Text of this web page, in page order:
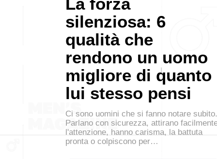
silenziosa: 6
qualità che
rendono un uomo
migliore di quanto
lui stesso pensi
Ci sono uomini che si fanno notare subito.
Parlano con sicurezza, attirano
l'attenzione, hanno carisma, la battuta
pronta o colpiscono per…